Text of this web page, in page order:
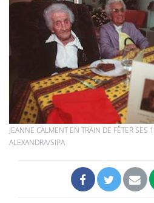
JEANNE CALMENT EN TRAIN DE FÊTER SES
ALEXANDRA/SIPA